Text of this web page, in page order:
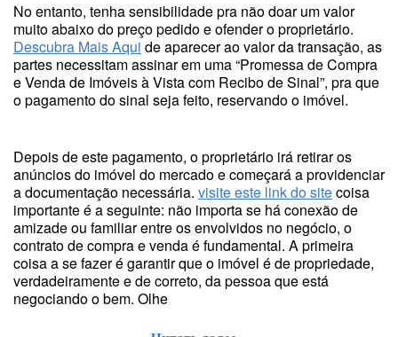
No entanto, tenha sensibilidade pra não doar um valor
muito abaixo do preço pedido e ofender o proprietário.
Descubra Mais Aqui de aparecer ao valor da transação, as
partes necessitam assinar em uma “Promessa de Compra
e Venda de Imóveis à Vista com Recibo de Sinal”, pra que
o pagamento do sinal seja feito, reservando o imóvel.
Depois de este pagamento, o proprietário irá retirar os
anúncios do imóvel do mercado e começará a providenciar
a documentação necessária. visite este link do sitecoisa
importante é a seguinte: não importa se há conexão de
amizade ou familiar entre os envolvidos no negócio, o
contrato de compra e venda é fundamental. A primeira
coisa a se fazer é garantir que o imóvel é de propriedade,
verdadeiramente e de correto, da pessoa que está
negociando o bem. Olhe